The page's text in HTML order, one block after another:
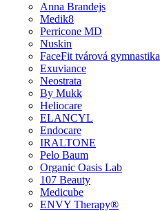
Anna Brandejs
Medik8
Perricone MD
Nuskin
FaceFit tvárová gymnastika
Exuviance
Neostrata
By Mukk
Heliocare
ELANCYL
Endocare
IRALTONE
Pelo Baum
Organic Oasis Lab
107 Beauty
Medicube
ENVY Therapy®